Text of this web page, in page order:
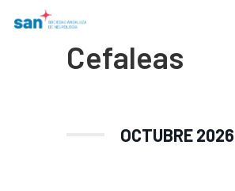
Cefaleas
OCTUBRE 2026